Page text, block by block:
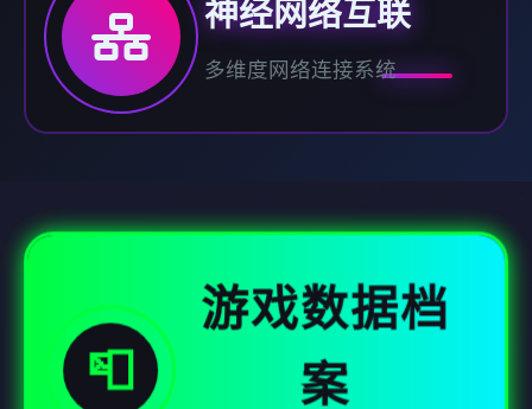
神经网络互联
多维度网络连接系统
📮
游戏数据档
案